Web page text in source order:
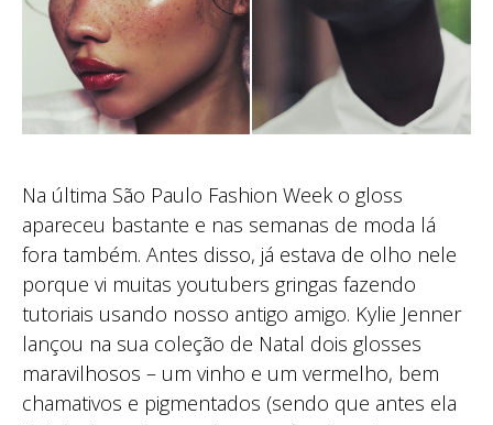
Na última São Paulo Fashion Week o gloss
apareceu bastante e nas semanas de moda lá
fora também. Antes disso, já estava de olho nele
porque vi muitas youtubers gringas fazendo
tutoriais usando nosso antigo amigo. Kylie Jenner
lançou na sua coleção de Natal dois glosses
maravilhosos – um vinho e um vermelho, bem
chamativos e pigmentados (sendo que antes ela